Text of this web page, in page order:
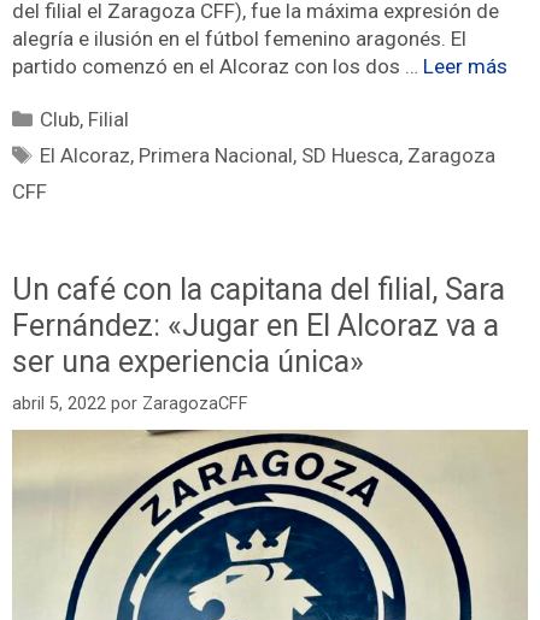
del filial el Zaragoza CFF), fue la máxima expresión de
alegría e ilusión en el fútbol femenino aragonés. El
partido comenzó en el Alcoraz con los dos … Leer más
Club, Filial
El Alcoraz, Primera Nacional, SD Huesca, Zaragoza
CFF
Un café con la capitana del filial, Sara
Fernández: «Jugar en El Alcoraz va a
ser una experiencia única»
abril 5, 2022 por ZaragozaCFF